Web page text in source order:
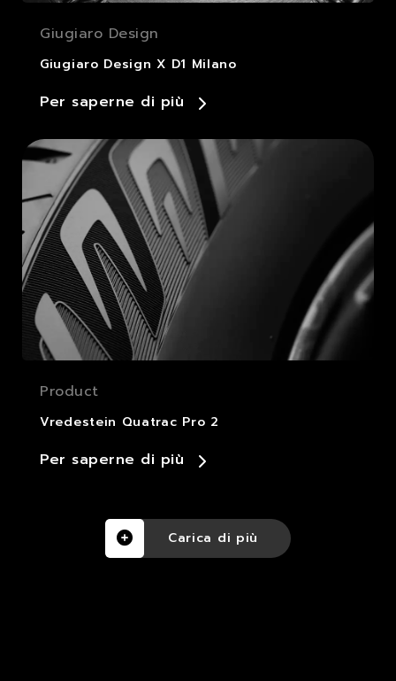
Giugiaro Design
Giugiaro Design X D1 Milano
Per saperne di più
Product
Vredestein Quatrac Pro 2
Per saperne di più
Carica di più